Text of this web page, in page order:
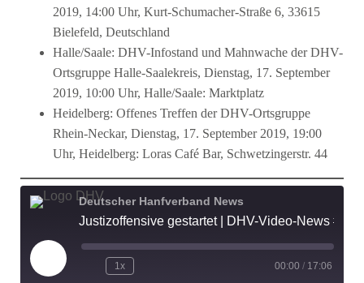
2019, 14:00 Uhr, Kurt-Schumacher-Straße 6, 33615
Bielefeld, Deutschland
Halle/Saale: DHV-Infostand und Mahnwache der DHV-
Ortsgruppe Halle-Saalekreis, Dienstag, 17. September
2019, 10:00 Uhr, Halle/Saale: Marktplatz
Heidelberg: Offenes Treffen der DHV-Ortsgruppe
Rhein-Neckar, Dienstag, 17. September 2019, 19:00
Uhr, Heidelberg: Loras Café Bar, Schwetzingerstr. 44
Deutscher Hanfverband News
Play
Episode
1x 00:00 / 17:06